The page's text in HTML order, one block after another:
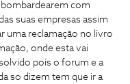
bombardearem com
suas empresas assim
uma reclamação no livro
onde esta vai
pois o forum e a
so dizem tem que ir a